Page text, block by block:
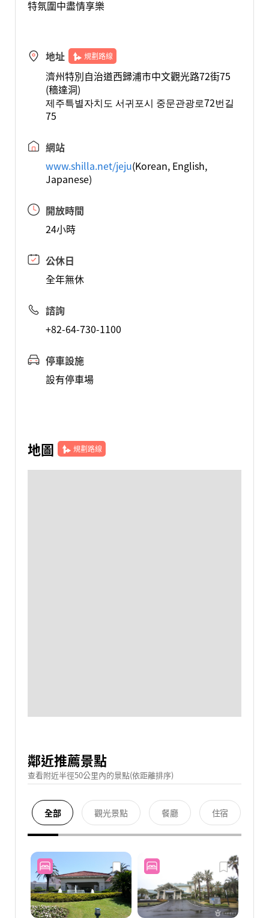
特氛圍中盡情享樂
地址 規劃路線
濟州特別自治道西歸浦市中文觀光路72街75
(穡達洞)
제주특별자치도 서귀포시 중문관광로72번길
75
網站
www.shilla.net/jeju(Korean, English,
Japanese)
開放時間
24小時
公休日
全年無休
諮詢
+82-64-730-1100
停車設施
設有停車場
地圖 規劃路線
鄰近推薦景點
查看附近半徑50公里內的景點(依距離排序)
全部 觀光景點 餐廳 住宿